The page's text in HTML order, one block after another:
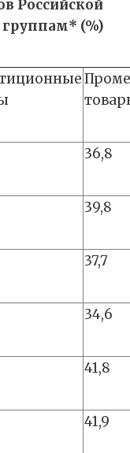
Российской
(%)
36,8
39,8
37,7
34,6
41,8
41,9